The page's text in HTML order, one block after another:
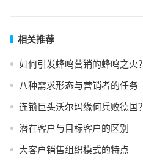
相关推荐
如何引发蜂鸣营销的蜂鸣之火？
八种需求形态与营销者的任务
连锁巨头沃尔玛缘何兵败德国？
潜在客户与目标客户的区别
大客户销售组织模式的特点